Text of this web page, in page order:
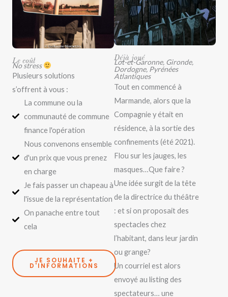
Le coût
No stress
Plusieurs solutions
s’offrent à vous :
La commune ou la
communauté de commune
finance l'opération
Nous convenons ensemble
d'un prix que vous prenez
en charge
Je fais passer un chapeau à
l'issue de la représentation
On panache entre tout
cela
JE SOUHAITE +
D'INFORMATIONS
Déjà joué
Lot-et-Garonne, Gironde,
Dordogne, Pyrénées
Atlantiques
Tout en commencé à
Marmande, alors que la
Compagnie y était en
résidence, à la sortie des
confinements (été 2021).
Flou sur les jauges, les
masques…Que faire ?
Une idée surgit de la tête
de la directrice du théâtre
: et si on proposait des
spectacles chez
l’habitant, dans leur jardin
ou grange?
Un courriel est alors
envoyé au listing des
spectateurs… une